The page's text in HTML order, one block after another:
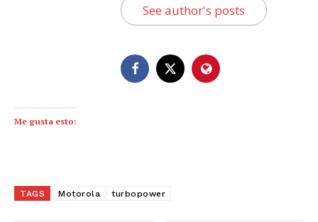
See author's posts
Me gusta esto:
TAGS Motorola turbopower